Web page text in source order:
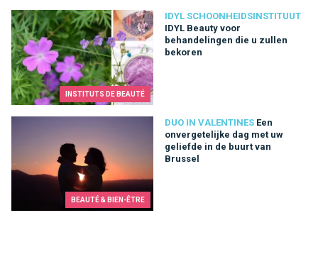
INSTITUTS DE BEAUTÉ
IDYL SCHOONHEIDSINSTITUUT
IDYL Beauty voor
behandelingen die u zullen
bekoren
IDYL Beauty voor behandelingen die u zullen bekoren
BEAUTÉ & BIEN-ÊTRE
DUO IN VALENTINES Een
onvergetelijke dag met uw
geliefde in de buurt van
Brussel
Een onvergetelijke dag met uw geliefde in de buurt van